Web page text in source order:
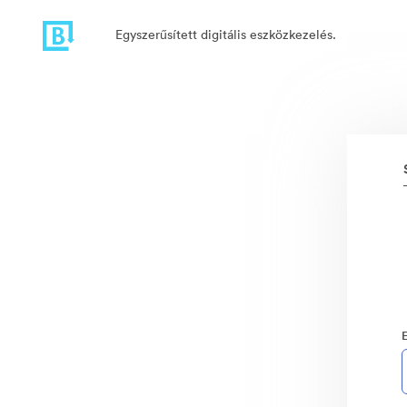
Egyszerűsített digitális eszközkezelés.